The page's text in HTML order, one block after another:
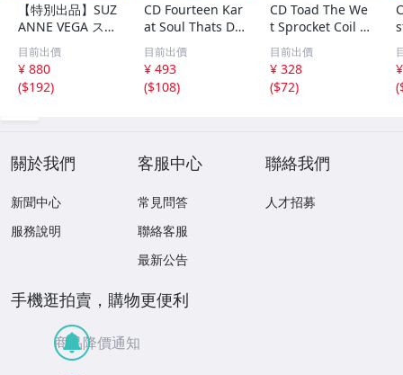
【特別出品】SUZ
ANNE VEGA スザ
ンヌ・ヴェガ 精
選集 100歌 音楽D
L(MP3CD)☆
目前出價
¥ 880
($192)
CD Fourteen Kar
at Soul Thats Do
o-Wapp Acappel
la PCCY00374 Ca
nyon Internatio
nal /00110
目前出價
¥ 493
($108)
CD Toad The We
t Sprocket Coil C
K67862 Columbi
a /00110
目前出價
¥ 328
($72)
(
關於我們
新聞中心
服務說明
客服中心
常見問答
聯絡客服
最新公告
聯絡我們
人才招募
手機逛拍賣，購物更便利
商品降價通知